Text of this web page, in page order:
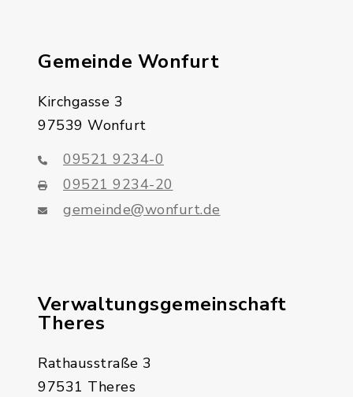
Gemeinde Wonfurt
Kirchgasse 3
97539 Wonfurt
09521 9234-0
09521 9234-20
gemeinde@wonfurt.de
Verwaltungsgemeinschaft
Theres
Rathausstraße 3
97531 Theres